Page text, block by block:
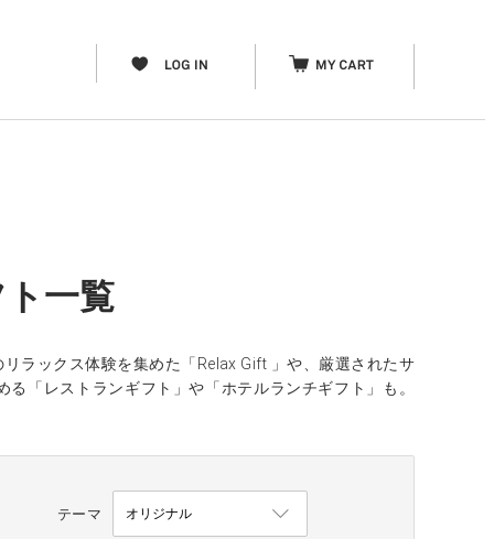
一覧
ラックス体験を集めた「Relax Gift 」や、厳選されたサ
「レストランギフト」や「ホテルランチギフト」も。
テーマ